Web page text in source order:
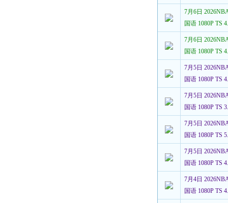
7月6日
国语 1080P TS
7月6日
国语 1080P TS
7月5日
国语 1080P TS
7月5日
国语 1080P TS
7月5日
国语 1080P TS
7月5日
国语 1080P TS
7月4日
国语 1080P TS